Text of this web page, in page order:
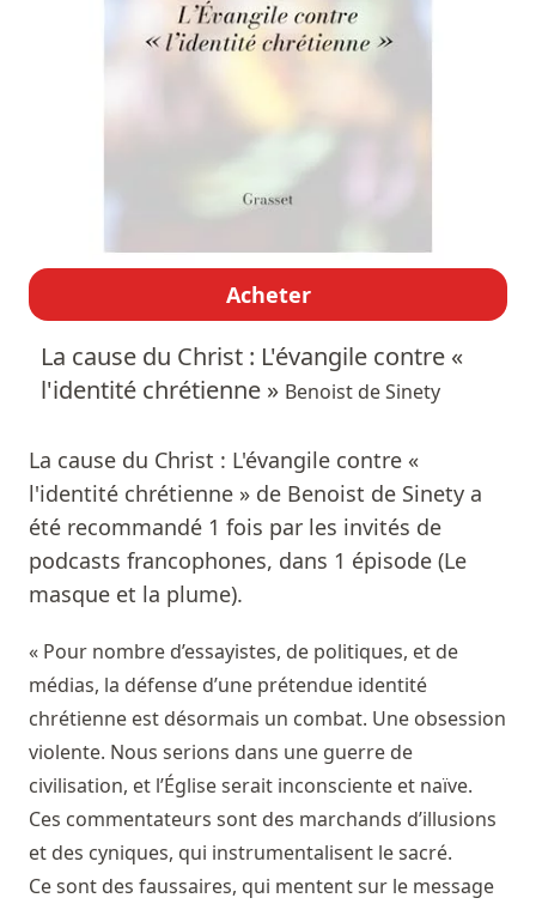
Acheter
La cause du Christ : L'évangile contre «
l'identité chrétienne » Benoist de Sinety
La cause du Christ : L'évangile contre «
l'identité chrétienne » de Benoist de Sinety a
été recommandé 1 fois par les invités de
podcasts francophones, dans 1 épisode (Le
masque et la plume).
« Pour nombre d’essayistes, de politiques, et de
médias, la défense d’une prétendue identité
chrétienne est désormais un combat. Une obsession
violente. Nous serions dans une guerre de
civilisation, et l’Église serait inconsciente et naïve.
Ces commentateurs sont des marchands d’illusions
et des cyniques, qui instrumentalisent le sacré.
Ce sont des faussaires, qui mentent sur le message
Prix littéraires